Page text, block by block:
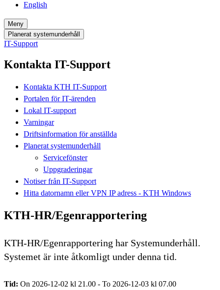
English
Meny
Planerat systemunderhåll
IT-Support
Kontakta IT-Support
Kontakta KTH IT-Support
Portalen för IT-ärenden
Lokal IT-support
Varningar
Driftsinformation för anställda
Planerat systemunderhåll
Servicefönster
Uppgraderingar
Notiser från IT-Support
Hitta datornamn eller VPN IP adress - KTH Windows
KTH-HR/Egenrapportering
KTH-HR/Egenrapportering har Systemunderhåll.
Systemet är inte åtkomligt under denna tid.
Tid: On 2026-12-02 kl 21.00 - To 2026-12-03 kl 07.00